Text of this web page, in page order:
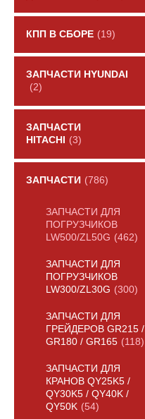
КПП В СБОРЕ (19)
ЗАПЧАСТИ HYUNDAI
(2)
ЗАПЧАСТИ
HITACHI
(3)
ЗАПЧАСТИ (786)
ЗАПЧАСТИ ДЛЯ
ПОГРУЗЧИКОВ
LW500/ZL50G (462)
ЗАПЧАСТИ ДЛЯ
ПОГРУЗЧИКОВ
LW300/ZL30G (300)
ЗАПЧАСТИ ДЛЯ
ГРЕЙДЕРОВ GR215 /
GR180 / GR165 (118)
ЗАПЧАСТИ ДЛЯ
КРАНОВ QY25K5 /
QY30K5 / QY40K /
QY50K (54)